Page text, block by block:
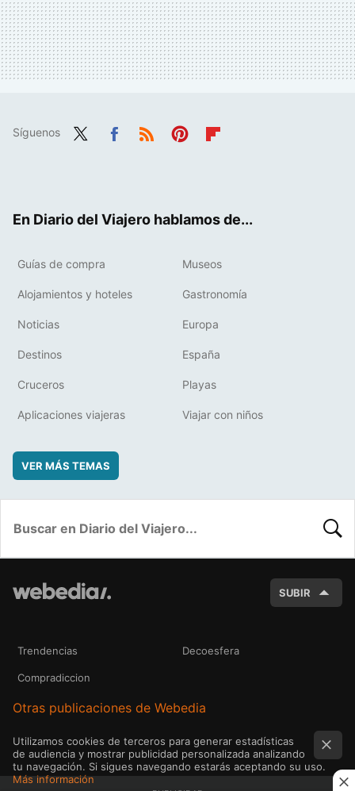
Síguenos
En Diario del Viajero hablamos de...
Guías de compra Museos
Alojamientos y hoteles Gastronomía
Noticias Europa
Destinos España
Cruceros Playas
Aplicaciones viajeras Viajar con niños
VER MÁS TEMAS
SUBIR
Trendencias Decoesfera
Compradiccion
Otras publicaciones de Webedia
Utilizamos cookies de terceros para generar estadísticas
de audiencia y mostrar publicidad personalizada analizando
tu navegación. Si sigues navegando estarás aceptando su uso.
Más información